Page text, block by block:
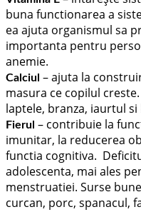
buna functionarea a
ea ajuta organismul sa
importanta pentru
anemie.
Calciul – ajuta la
masura ce copilul
laptele, branza, iaurtul
Fierul – contribuie la
imunitar, la reducerea
functia cognitiva.
adolescenta, mai ales
menstruatiei. Surse
curcan, porc, spanacul,